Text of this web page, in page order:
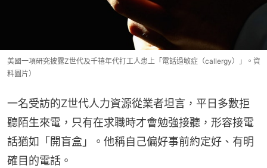
美國一項研究披露Z世代及千禧年代打工人患上「電話過敏症（callergy）」。資
料圖片）
一名受訪的Z世代人力資源從業者坦言，平日多數拒
聽陌生來電，只有在求職時才會勉強接聽，形容接電
話猶如「開盲盒」。他稱自己偏好事前約定好、有明
確目的電話。